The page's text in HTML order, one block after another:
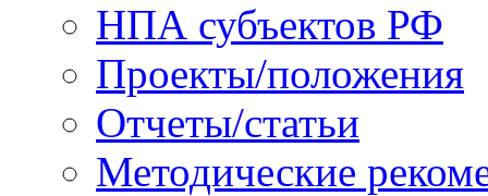
НПА субъектов РФ
Проекты/положения
Отчеты/статьи
Методические